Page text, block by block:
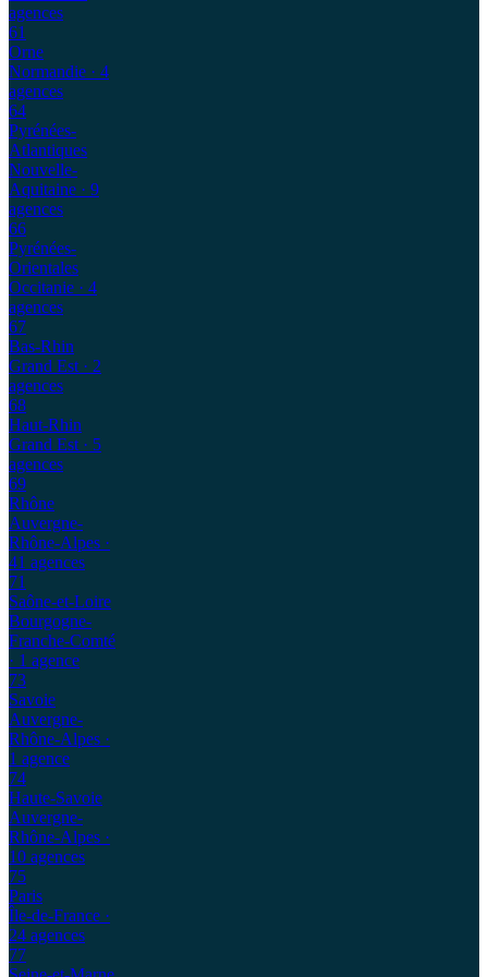
agences
61
Orne
Normandie · 4
agences
64
Pyrénées-
Atlantiques
Nouvelle-
Aquitaine · 9
agences
66
Pyrénées-
Orientales
Occitanie · 4
agences
67
Bas-Rhin
Grand Est · 2
agences
68
Haut-Rhin
Grand Est · 5
agences
69
Rhône
Auvergne-
Rhône-Alpes ·
41 agences
71
Saône-et-Loire
Bourgogne-
Franche-Comté
· 1 agence
73
Savoie
Auvergne-
Rhône-Alpes ·
1 agence
74
Haute-Savoie
Auvergne-
Rhône-Alpes ·
10 agences
75
Paris
Île-de-France ·
24 agences
77